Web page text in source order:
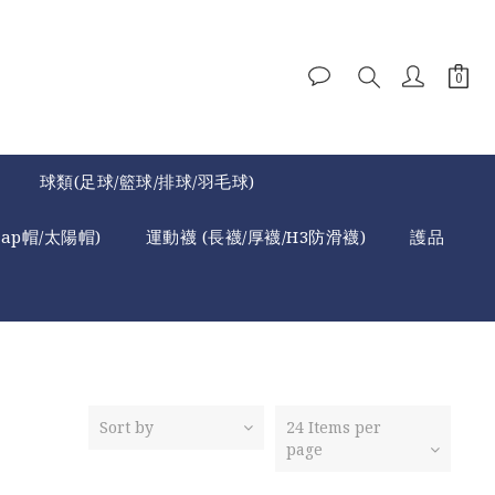
球類(足球/籃球/排球/羽毛球)
帽/太陽帽) 運動襪 (長襪/厚襪/H3防滑襪) 護品
Sort by
24 Items per
page